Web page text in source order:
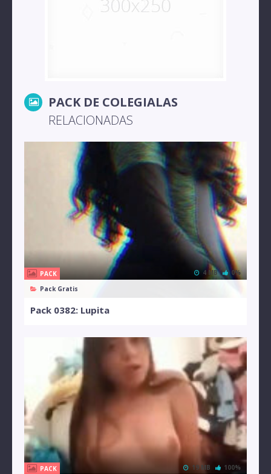
PACK DE COLEGIALAS
RELACIONADAS
PACK
Pack Gratis
4 MB 0%
Pack 0382: Lupita
PACK
19 MB 100%